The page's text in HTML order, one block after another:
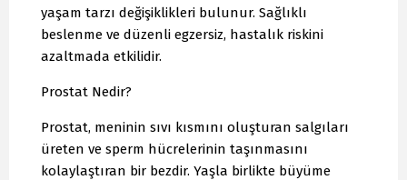
yaşam tarzı değişiklikleri bulunur. Sağlıklı
beslenme ve düzenli egzersiz, hastalık riskini
azaltmada etkilidir.
Prostat Nedir?
Prostat, meninin sıvı kısmını oluşturan salgıları
üreten ve sperm hücrelerinin taşınmasını
kolaylaştıran bir bezdir. Yaşla birlikte büyüme